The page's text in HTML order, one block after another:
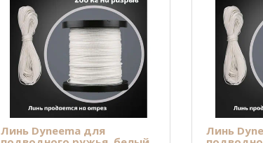
Линь Dyneema для
Линь